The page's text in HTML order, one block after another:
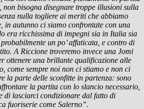
bisogna disegnare troppe illusioni sulla
nulla togliere ai meriti che abbiamo
in autunno ci siamo confrontate con una
era ricchissima di impegni sia in Italia sia
un po’ affaticata, e contro di
A Riccione troveremo invece una Jomi
ottenere una brillante qualificazione alle
come sempre noi non ci stiamo e non ci
la parte delle sconfitte in partenza: sono
la partita con lo slancio necessario,
di lasciarci condizionare dal fatto di
fuoriserie come Salerno”.